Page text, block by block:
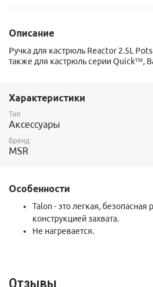
Описание
Ручка для кастрюль Reactor 2.5L
также для кастрюль серии Quick™,
Характеристики
Тип
Аксессуары
Бренд
MSR
Особенности
Talon - это легкая, безопасная
конструкцией захвата.
Не нагревается.
Отзывы